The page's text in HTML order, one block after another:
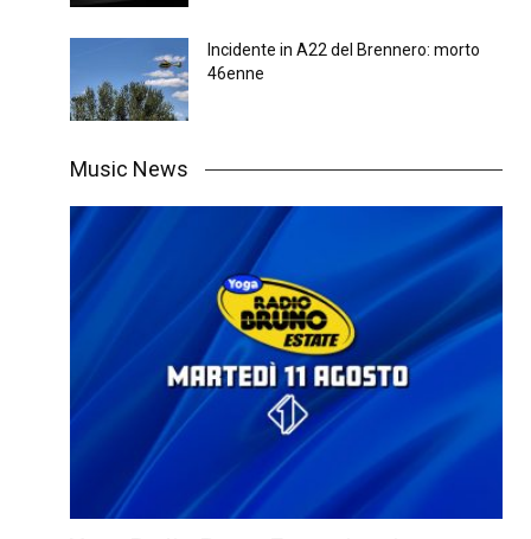
Incidente in A22 del Brennero: morto
46enne
Music News